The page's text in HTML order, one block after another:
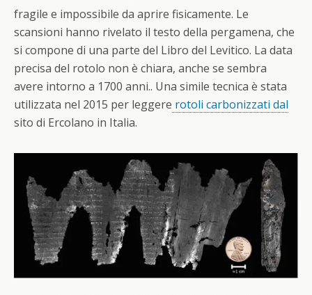
fragile e impossibile da aprire fisicamente. Le
scansioni hanno rivelato il testo della pergamena, che
si compone di una parte del Libro del Levitico. La data
precisa del rotolo non è chiara, anche se sembra
avere intorno a 1700 anni.. Una simile tecnica è stata
utilizzata nel 2015 per leggere rotoli carbonizzati dal
sito di Ercolano in Italia.